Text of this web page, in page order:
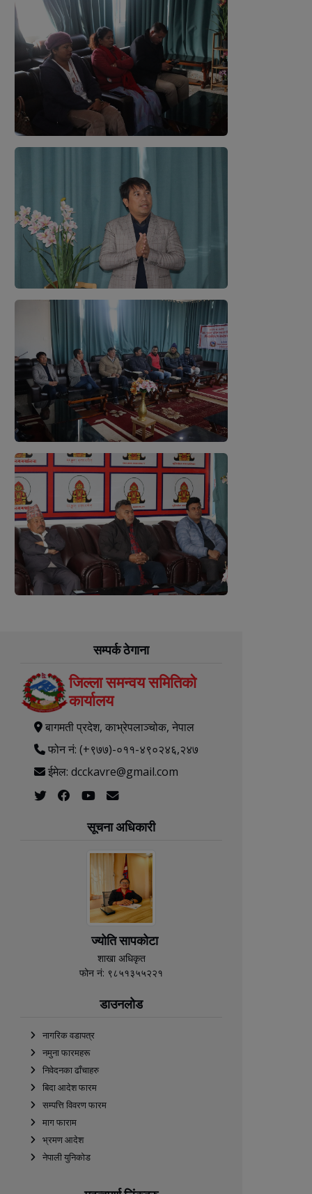
सम्पर्क ठेगाना
जिल्ला समन्वय समितिको
कार्यालय
बागमती प्रदेश, काभ्रेपलाञ्‍चोक, नेपाल
फोन नं: (+९७७)-०११-४९०२४६,२४७
ईमेल: dcckavre@gmail.com
सूचना अधिकारी
ज्योति सापकोटा
शाखा अधिकृत
फोन नं: ९८५१३५५२२१
डाउनलोड
नागरिक वडापत्र
नमुना फारमहरू
निवेदनका ढाँचाहरु
बिदा आदेश फारम
सम्पत्ति विवरण फारम
माग फाराम
भ्रमण आदेश
नेपाली युनिकोड